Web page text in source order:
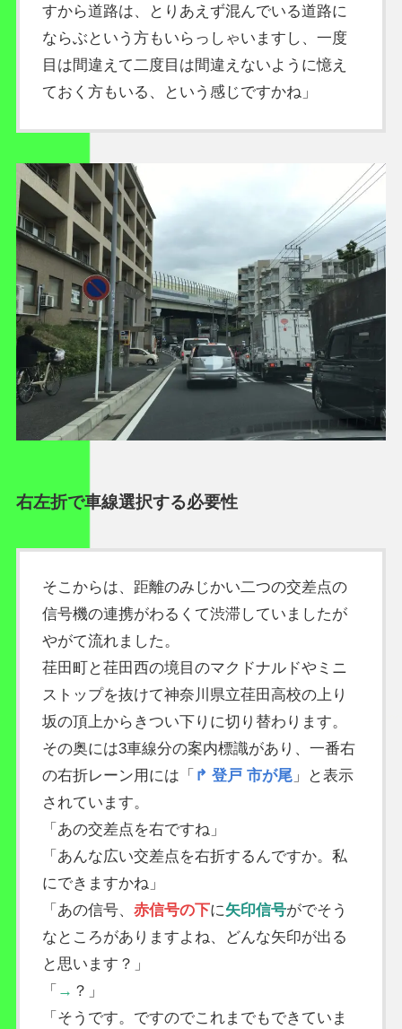
すから道路は、とりあえず混んでいる道路に
ならぶという方もいらっしゃいますし、一度
目は間違えて二度目は間違えないように憶え
ておく方もいる、という感じですかね」
右左折で車線選択する必要性
そこからは、距離のみじかい二つの交差点の
信号機の連携がわるくて渋滞していましたが
やがて流れました。
荏田町と荏田西の境目のマクドナルドやミニ
ストップを抜けて神奈川県立荏田高校の上り
坂の頂上からきつい下りに切り替わります。
その奥には3車線分の案内標識があり、一番右
の右折レーン用には「 ↱ 登戸 市が尾 」と表示
されています。
「あの交差点を右ですね」
「あんな広い交差点を右折するんですか。私
にできますかね」
「あの信号、赤信号の下に矢印信号がでそう
なところがありますよね、どんな矢印が出る
と思います？」
「 → ？」
「そうです。ですのでこれまでもできていま